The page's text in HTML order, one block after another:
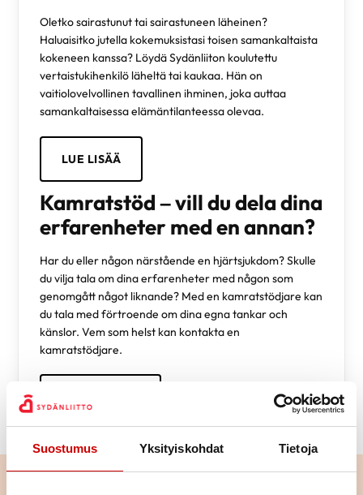
Suostumus Yksityiskohdat Tietoja
Oletko sairastunut tai sairastuneen läheinen?
Haluaisitko jutella kokemuksistasi toisen samankaltaista
kokeneen kanssa? Löydä Sydänliiton koulutettu
vertaistukihenkilö läheltä tai kaukaa. Hän on
vaitiolovelvollinen tavallinen ihminen, joka auttaa
samankaltaisessa elämäntilanteessa olevaa.
LUE LISÄÄ
Kamratstöd – vill du dela dina
erfarenheter med en annan?
Har du eller någon närstående en hjärtsjukdom? Skulle
du vilja tala om dina erfarenheter med någon som
genomgått något liknande? Med en kamratstödjare kan
du tala med förtroende om dina egna tankar och
känslor. Vem som helst kan kontakta en
kamratstödjare.